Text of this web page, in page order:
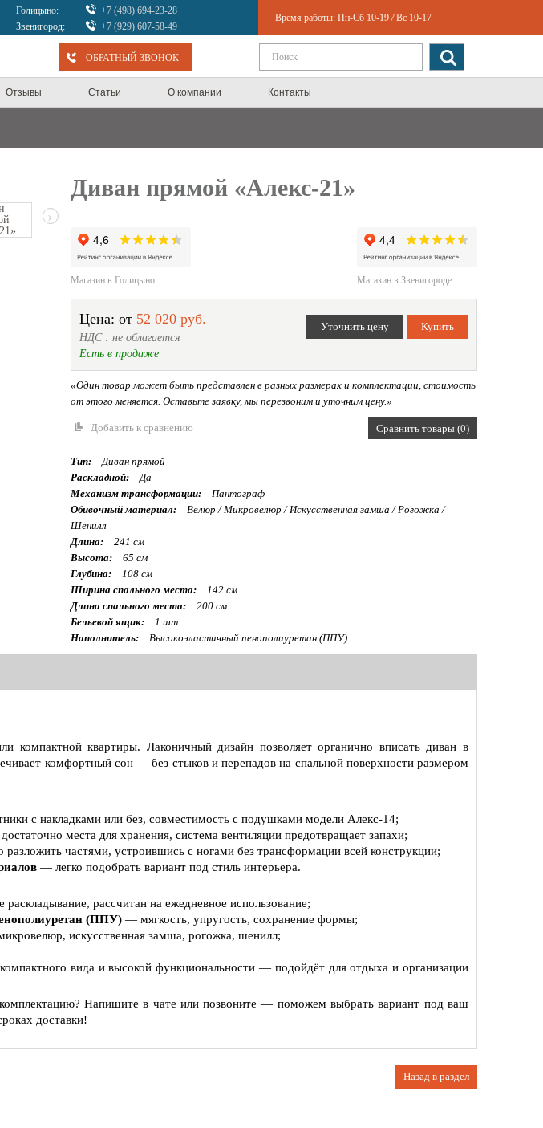
Голицыно:
+7 (498) 694-23-28
Звенигород:
+7 (929) 607-58-49
Время работы: Пн-Сб 10-19 / Вс 10-17
ОБРАТНЫЙ ЗВОНОК
Отзывы Статьи О компании Контакты
›
Диван прямой «Алекс-21»
Магазин в Голицыно Магазин в Звенигороде
Цена: от 52 020 руб.
НДС : не облагается
Есть в продаже
«Один товар может быть представлен в разных размерах и комплектации, стоимость
от этого меняется. Оставьте заявку, мы перезвоним и уточним цену.»
Добавить к сравнению Сравнить товары (0)
Тип:
Диван прямой
Раскладной:
Да
Механизм трансформации:
Пантограф
Обивочный материал:
Велюр / Микровелюр / Искусственная замша / Рогожка /
Шенилл
Длина:
241 см
Высота:
65 см
Глубина:
108 см
Ширина спального места:
142 см
Длина спального места:
200 см
Бельевой ящик:
1 шт.
Наполнитель:
Высокоэластичный пенополиуретан (ППУ)
компактной квартиры. Лаконичный дизайн позволяет органично вписать диван в
комфортный сон — без стыков и перепадов на спальной поверхности размером
с накладками или без, совместимость с подушками модели Алекс‑14;
места для хранения, система вентиляции предотвращает запахи;
частями, устроившись с ногами без трансформации всей конструкции;
— легко подобрать вариант под стиль интерьера.
рассчитан на ежедневное использование;
(ППУ)— мягкость, упругость, сохранение формы;
искусственная замша, рогожка, шенилл;
вида и высокой функциональности — подойдёт для отдыха и организации
Напишите в чате или позвоните — поможем выбрать вариант под ваш
доставки!
Назад в раздел